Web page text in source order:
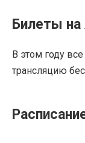
Билеты
В этом году
трансляцию